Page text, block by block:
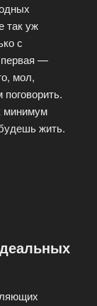
так уж
с
—
мол,
минимум
жить.